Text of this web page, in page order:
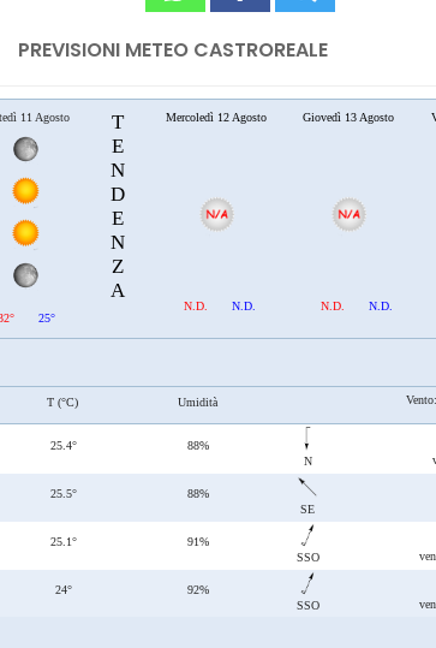
PREVISIONI METEO CASTROREALE
11 Agosto
25°
T
E
N
D
E
N
Z
A
Mercoledì 12 Agosto
N.D. N.D.
Giovedì 13 Agosto
N.D. N.D.
T (°C) Umidità Vento:
25.4°
88%
N
25.5°
88%
SE
25.1°
91%
SSO
24°
92%
SSO